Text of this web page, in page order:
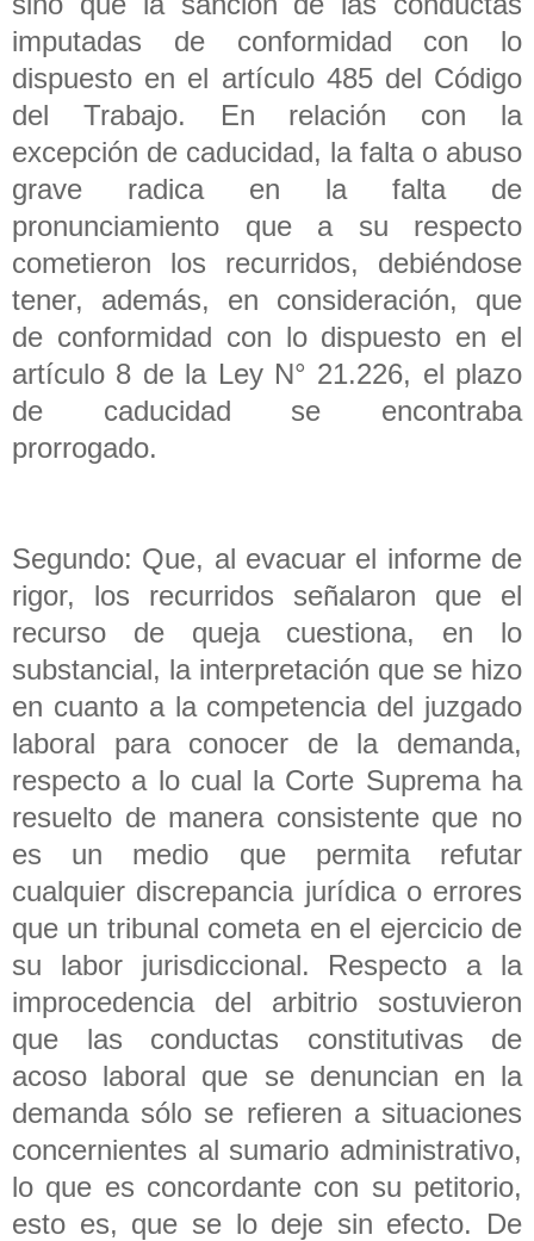
imputadas de conformidad con lo
dispuesto en el artículo 485 del Código
del Trabajo. En relación con la
excepción de caducidad, la falta o abuso
grave radica en la falta de
pronunciamiento que a su respecto
cometieron los recurridos, debiéndose
tener, además, en consideración, que
de conformidad con lo dispuesto en el
artículo 8 de la Ley N° 21.226, el plazo
de caducidad se encontraba
prorrogado.
Segundo: Que, al evacuar el informe de
rigor, los recurridos señalaron que el
recurso de queja cuestiona, en lo
substancial, la interpretación que se hizo
en cuanto a la competencia del juzgado
laboral para conocer de la demanda,
respecto a lo cual la Corte Suprema ha
resuelto de manera consistente que no
es un medio que permita refutar
cualquier discrepancia jurídica o errores
que un tribunal cometa en el ejercicio de
su labor jurisdiccional. Respecto a la
improcedencia del arbitrio sostuvieron
que las conductas constitutivas de
acoso laboral que se denuncian en la
demanda sólo se refieren a situaciones
concernientes al sumario administrativo,
lo que es concordante con su petitorio,
esto es, que se lo deje sin efecto. De